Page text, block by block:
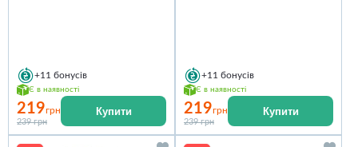
+11 бонусів
Є в наявності
219грн
239 грн
Купити
+11 бонусів
Є в наявності
219грн
239 грн
Купити